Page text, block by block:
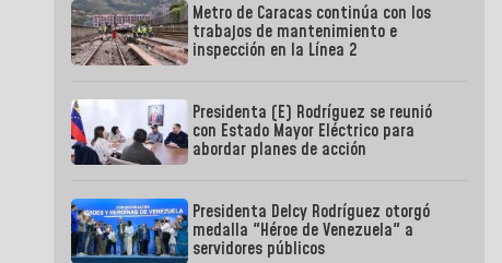
Metro de Caracas continúa con los
trabajos de mantenimiento e
inspección en la Línea 2
Presidenta (E) Rodríguez se reunió
con Estado Mayor Eléctrico para
abordar planes de acción
Presidenta Delcy Rodríguez otorgó
medalla "Héroe de Venezuela" a
servidores públicos